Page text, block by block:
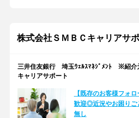
株式会社ＳＭＢＣキャリアサ
三井住友銀行 埼玉ｳｪﾙｽﾏﾈｼﾞﾒﾝﾄ ※紹介
キャリアサポート
【既存のお客様フォ
歓迎◎近況やお困りご
無し